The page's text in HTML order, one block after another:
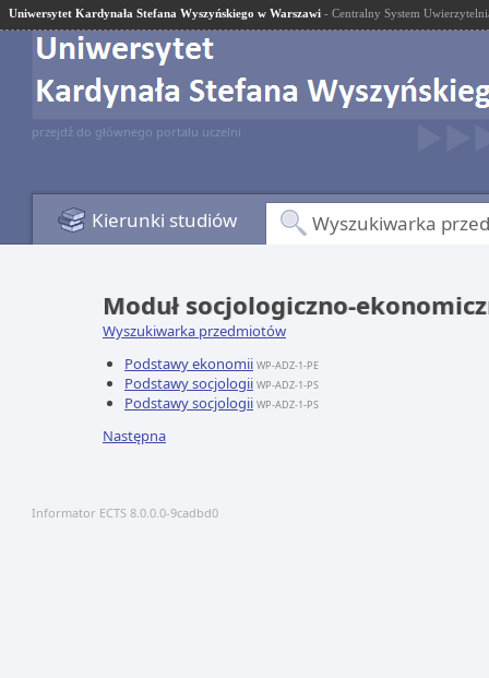
Uniwersytet Kardynała Stefana Wyszyńskiego w Warszawi - Centralny System
przejdź do głównego portalu uczelni
Kierunki studiów Wyszukiwarka
Moduł socjologiczno-
Wyszukiwarka przedmiotów
Podstawy ekonomii WP-ADZ-1-PE
Podstawy socjologii WP-ADZ-1-PS
Podstawy socjologii WP-ADZ-1-PS
Następna
Informator ECTS 8.0.0.0-9cadbd0